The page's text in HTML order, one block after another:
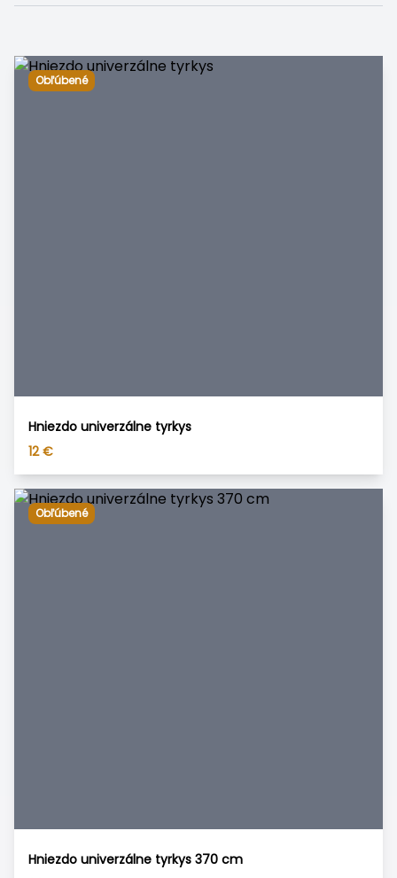
Obľúbené
Hniezdo univerzálne tyrkys
12 €
Obľúbené
Hniezdo univerzálne tyrkys 370 cm